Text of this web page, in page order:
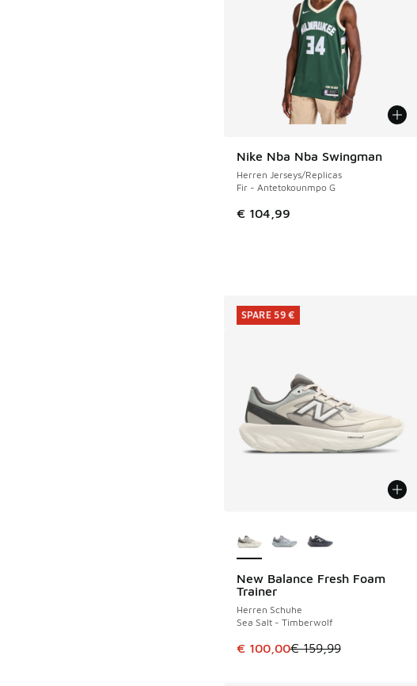
Nike Nba Nba Swingman
Herren Jerseys/Replicas
Fir - Antetokounmpo G
€ 104,99
New Balance Fresh Foam
Trainer
Herren Schuhe
Sea Salt - Timberwolf
Dieser Artikel ist im Sale. Der
€ 100,00€ 159,99
SPARE 59 €
SPARE 59 €